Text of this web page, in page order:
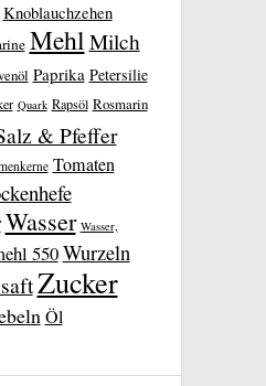
Knoblauchzehen
Mehl Milch
Paprika Petersilie
Quark Rapsöl Rosmarin
& Pfeffer
Tomaten
Wasser Wasser,
550Wurzeln
Zucker
Öl